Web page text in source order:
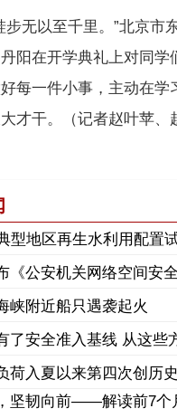
步无以至千里。”北京市
阳在开学典礼上对同学
每一件小事，主动在学
才干。（记者赵叶苹、
型地区再生水利用配置
《公安机关网络空间安
峡附近船只遇袭起火
了安全准入基线 从这些
荷入夏以来第四次创历
坚韧向前——解读前7个